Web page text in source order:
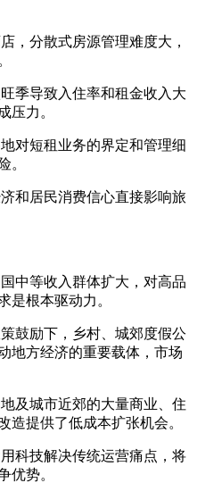
，分散式房源管理难度大，
季导致入住率和租金收入大
压力。
对短租业务的界定和管理细
。
和居民消费信心直接影响旅
中等收入群体扩大，对高品
是根本驱动力。
鼓励下，乡村、城郊度假公
地方经济的重要载体，市场
及城市近郊的大量商业、住
造提供了低成本扩张机会。
科技解决传统运营痛点，将
优势。